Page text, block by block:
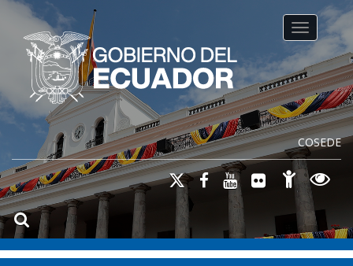
COSEDE
Toggle